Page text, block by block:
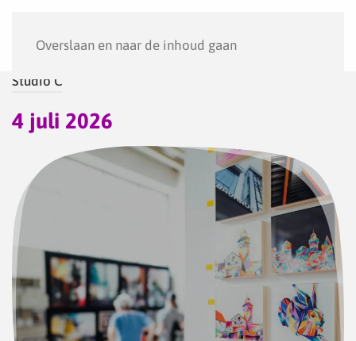
Overslaan en naar de inhoud gaan
Studio C
4 juli 2026